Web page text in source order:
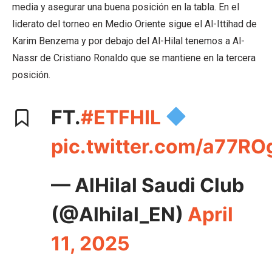
media y asegurar una buena posición en la tabla. En el
liderato del torneo en Medio Oriente sigue el Al-Ittihad de
Karim Benzema y por debajo del Al-Hilal tenemos a Al-
Nassr de Cristiano Ronaldo que se mantiene en la tercera
posición.
FT.#ETFHIL
pic.twitter.com/
— AlHilal Saudi Club
(@Alhilal_EN) April
11, 2025